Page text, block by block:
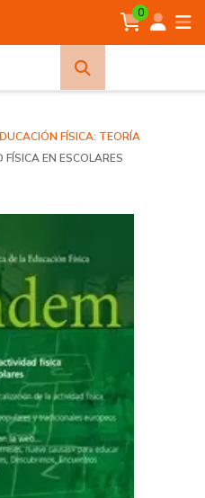
0
FÍSICA: TEORÍA
EN ESCOLARES